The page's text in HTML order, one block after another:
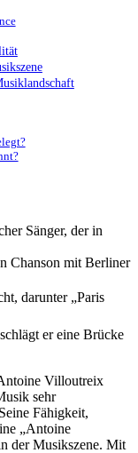
Sänger, der in
Chanson mit Berliner
darunter „Paris
er eine Brücke
Villoutreix
sehr
Fähigkeit,
„Antoine
der Musikszene. Mit